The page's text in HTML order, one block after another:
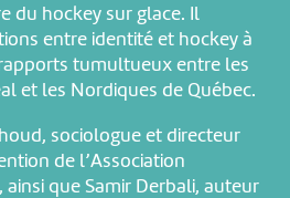
du hockey sur glace. Il
entre identité et hockey à
tumultueux entre les
et les Nordiques de Québec.
sociologue et directeur
de l’Association
ainsi que Samir Derbali, auteur